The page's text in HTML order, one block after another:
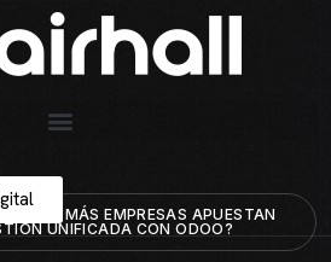
VEZ MÁS EMPRESAS APUESTAN
UNIFICADA CON ODOO?